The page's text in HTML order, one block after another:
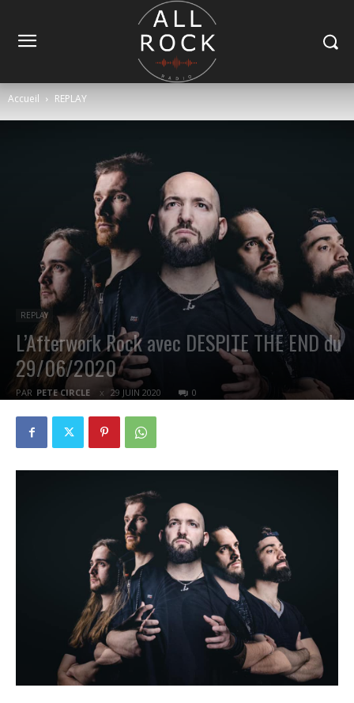
Accueil REPLAY
REPLAY
L’Afterwork Rock avec DESPITE THE END du
29/06/2020
PAR PETE CIRCLE 29 JUIN 2020 0